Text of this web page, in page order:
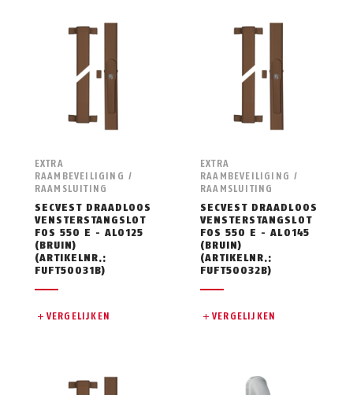
EXTRA
RAAMBEVEILIGING /
RAAMSLUITING
SECVEST DRAADLOOS
VENSTERSTANGSLOT
FOS 550 E - AL0125
(BRUIN)
(ARTIKELNR.:
FUFT50031B)
VERGELIJKEN
EXTRA
RAAMBEVEILIGING /
RAAMSLUITING
SECVEST DRAADLOOS
VENSTERSTANGSLOT
FOS 550 E - AL0145
(BRUIN)
(ARTIKELNR.:
FUFT50032B)
VERGELIJKEN